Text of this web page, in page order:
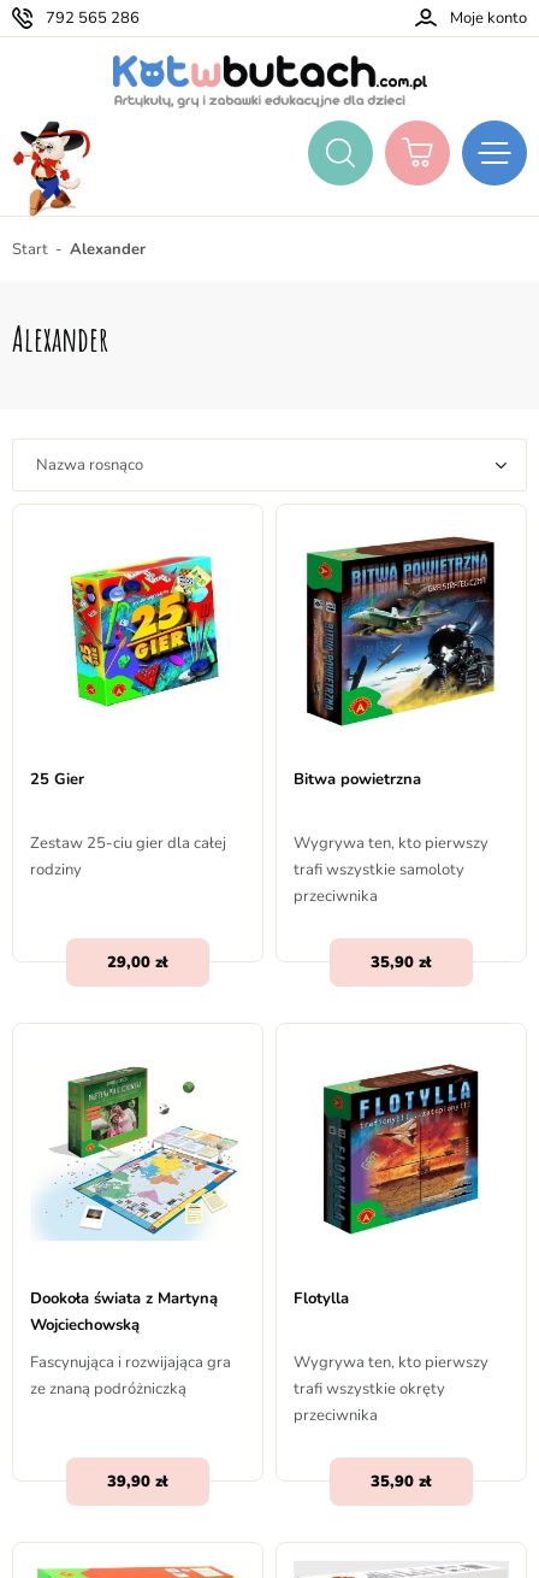
792 565 286 Moje konto
Start Alexander
Alexander
Nazwa rosnąco
25 Gier
Zestaw 25-ciu gier dla całej
rodziny
29,00
Bitwa powietrzna
Wygrywa ten, kto pierwszy
trafi wszystkie samoloty
przeciwnika
35,90
Dookoła świata z Martyną
Wojciechowską
Fascynująca i rozwijająca gra
ze znaną podróżniczką
39,90
Flotylla
Wygrywa ten, kto pierwszy
trafi wszystkie okręty
przeciwnika
35,90